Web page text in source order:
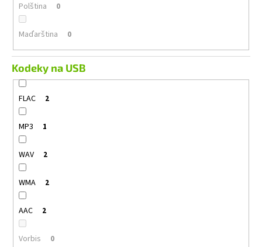
Polština 0
Maďarština 0
Kodeky na USB
FLAC 2
MP3 1
WAV 2
WMA 2
AAC 2
Vorbis 0